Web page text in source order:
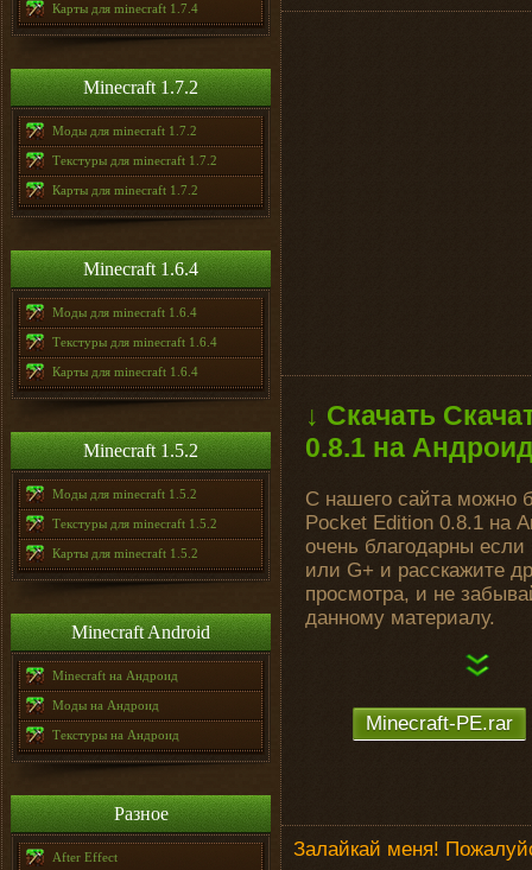
Карты для minecraft 1.7.4
Minecraft 1.7.2
Моды для minecraft 1.7.2
Текстуры для minecraft 1.7.2
Карты для minecraft 1.7.2
Minecraft 1.6.4
Моды для minecraft 1.6.4
Текстуры для minecraft 1.6.4
Карты для minecraft 1.6.4
Minecraft 1.5.2
Моды для minecraft 1.5.2
Текстуры для minecraft 1.5.2
Карты для minecraft 1.5.2
Minecraft Android
Minecraft на Андроид
Моды на Андроид
Текстуры на Андроид
Разное
After Effect
↓ Скачать
0.8.1 на
С нашего сайта можно
Pocket Edition 0.8.1 на
очень благодарны
или G+ и расскажите
просмотра, и не
данному материалу.
Minecraft-PE.rar
Залайкай меня!